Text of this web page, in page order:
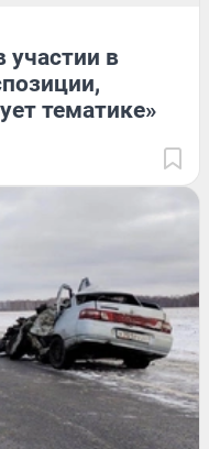
участии в
тематике»